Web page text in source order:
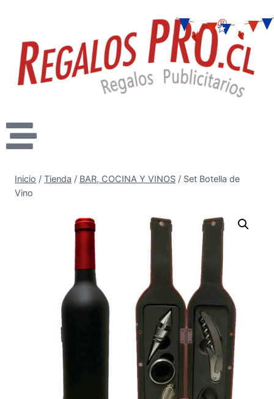
Inicio / Tienda / BAR, COCINA Y VINOS / Set Botella de
Vino